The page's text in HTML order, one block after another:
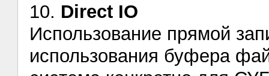
10. Direct IO
Использование прямой
использования буфера